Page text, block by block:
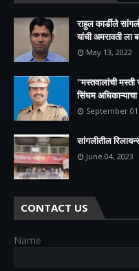
राहुल कार्डीले
यांची अमरावती ला
May 13, 2022
"मस्तवालांची
सिंघम अधिकाऱ्याचा
September
सांगलीतील
June 04, 2023
CONTACT US
Name